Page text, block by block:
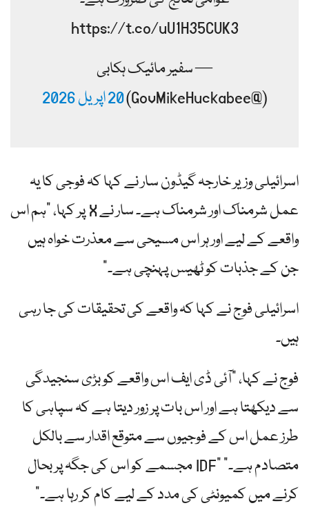
https://t.co/uU1H35CUK3
— سفیر مائیک ہکابی
(@GovMikeHuckabee)
20 اپریل 2026
اسرائیلی وزیر خارجہ گیڈون سار نے کہا کہ فوجی کا یہ
عمل شرمناک اور شرمناک ہے۔ سار نے X پر کہا، "ہم اس
واقعے کے لیے اور ہر اس مسیحی سے معذرت خواہ ہیں
جن کے جذبات کو ٹھیس پہنچی ہے۔”
اسرائیلی فوج نے کہا کہ واقعے کی تحقیقات کی جا رہی
ہیں۔
فوج نے کہا، "آئی ڈی ایف اس واقعے کو بڑی سنجیدگی
سے دیکھتا ہے اور اس بات پر زور دیتا ہے کہ سپاہی کا
طرز عمل اس کے فوجیوں سے متوقع اقدار سے بالکل
متصادم ہے۔” "IDF مجسمے کو اس کی جگہ پر بحال
کرنے میں کمیونٹی کی مدد کے لیے کام کر رہا ہے۔”